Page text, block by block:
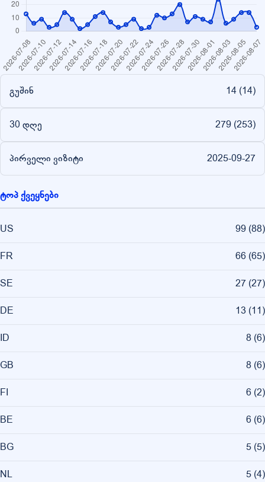
გუშინ 14 (14)
30 დღე 279 (253)
პირველი ვიზიტი 2025-09-27
ტოპ ქვეყნები
US 99 (88)
FR 66 (65)
SE 27 (27)
DE 13 (11)
ID 8 (6)
GB 8 (6)
FI 6 (2)
BE 6 (6)
BG 5 (5)
NL 5 (4)